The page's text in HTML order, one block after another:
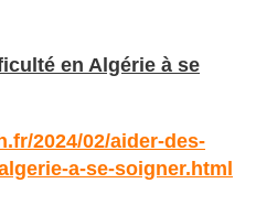
en Algérie à se
2024/02/aider-des-
a-se-soigner.html